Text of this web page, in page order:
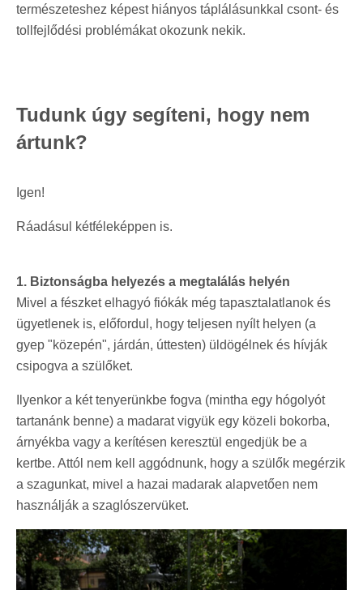
természeteshez képest hiányos táplálásunkkal csont- és
tollfejlődési problémákat okozunk nekik.
Tudunk úgy segíteni, hogy nem
ártunk?
Igen!
Ráadásul kétféleképpen is.
1. Biztonságba helyezés a megtalálás helyén
Mivel a fészket elhagyó fiókák még tapasztalatlanok és
ügyetlenek is, előfordul, hogy teljesen nyílt helyen (a
gyep "közepén", járdán, úttesten) üldögélnek és hívják
csipogva a szülőket.
Ilyenkor a két tenyerünkbe fogva (mintha egy hógolyót
tartanánk benne) a madarat vigyük egy közeli bokorba,
árnyékba vagy a kerítésen keresztül engedjük be a
kertbe. Attól nem kell aggódnunk, hogy a szülők megérzik
a szagunkat, mivel a hazai madarak alapvetően nem
használják a szaglószervüket.